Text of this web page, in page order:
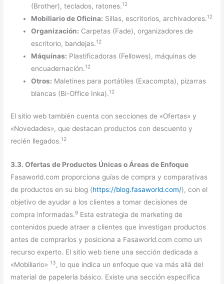
(Brother), teclados, ratones.12
Mobiliario de Oficina: Sillas, escritorios, archivadores.12
Organización: Carpetas (Fade), organizadores de
escritorio, bandejas.12
Máquinas: Plastificadoras (Fellowes), máquinas de
encuadernación.12
Otros: Maletines para portátiles (Exacompta), pizarras
blancas (Bi-Office Inka).12
El sitio web también cuenta con secciones de «Ofertas» y
«Novedades», que destacan productos con descuento y
recién llegados.12
3.3. Ofertas de Productos Únicas o Áreas de Enfoque
Fasaworld.com proporciona guías de compra y comparativas
de productos en su blog (https://blog.fasaworld.com/), con el
objetivo de ayudar a los clientes a tomar decisiones de
compra informadas.9 Esta estrategia de marketing de
contenidos puede atraer a clientes que investigan productos
antes de comprarlos y posiciona a Fasaworld.com como un
recurso experto. El sitio web tiene una sección dedicada a
«Mobiliario»13 , lo que indica un enfoque que va más allá del
material de papelería básico. Existe una sección específica